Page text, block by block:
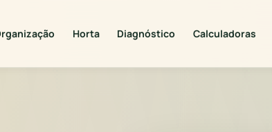
Horta Diagnóstico Calculadoras